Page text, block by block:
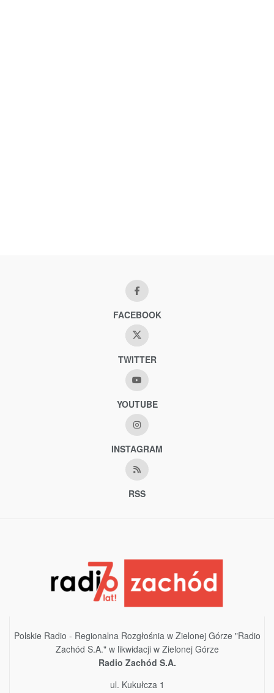
FACEBOOK
TWITTER
YOUTUBE
INSTAGRAM
RSS
Polskie Radio - Regionalna Rozgłośnia w Zielonej Górze "Radio
Zachód S.A." w likwidacji w Zielonej Górze
Radio Zachód S.A.
ul. Kukułcza 1